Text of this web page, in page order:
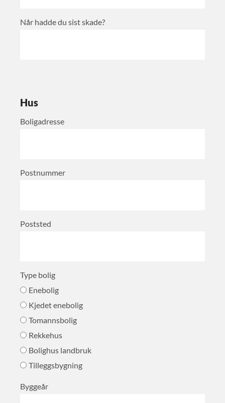
Når hadde du sist skade?
Hus
Boligadresse
Postnummer
Poststed
Type bolig
Enebolig
Kjedet enebolig
Tomannsbolig
Rekkehus
Bolighus landbruk
Tilleggsbygning
Byggeår